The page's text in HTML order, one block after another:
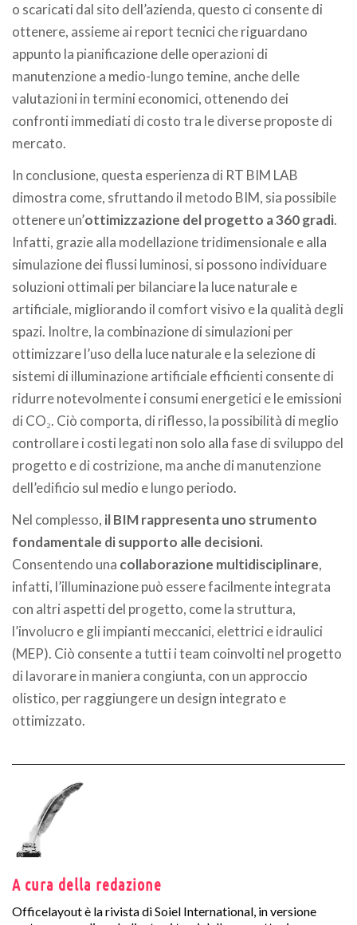
o scaricati dal sito dell’azienda, questo ci consente di
ottenere, assieme ai report tecnici che riguardano
appunto la pianificazione delle operazioni di
manutenzione a medio-lungo temine, anche delle
valutazioni in termini economici, ottenendo dei
confronti immediati di costo tra le diverse proposte di
mercato.
In conclusione, questa esperienza di RT BIM LAB
dimostra come, sfruttando il metodo BIM, sia possibile
ottenere un’ottimizzazione del progetto a 360 gradi.
Infatti, grazie alla modellazione tridimensionale e alla
simulazione dei flussi luminosi, si possono individuare
soluzioni ottimali per bilanciare la luce naturale e
artificiale, migliorando il comfort visivo e la qualità degli
spazi. Inoltre, la combinazione di simulazioni per
ottimizzare l’uso della luce naturale e la selezione di
sistemi di illuminazione artificiale efficienti consente di
ridurre notevolmente i consumi energetici e le emissioni
di CO₂. Ciò comporta, di riflesso, la possibilità di meglio
controllare i costi legati non solo alla fase di sviluppo del
progetto e di costrizione, ma anche di manutenzione
dell’edificio sul medio e lungo periodo.
Nel complesso, il BIM rappresenta uno strumento
fondamentale di supporto alle decisioni.
Consentendo una collaborazione multidisciplinare,
infatti, l’illuminazione può essere facilmente integrata
con altri aspetti del progetto, come la struttura,
l’involucro e gli impianti meccanici, elettrici e idraulici
(MEP). Ciò consente a tutti i team coinvolti nel progetto
di lavorare in maniera congiunta, con un approccio
olistico, per raggiungere un design integrato e
ottimizzato.
A cura della redazione
Officelayout è la rivista di Soiel International, in versione